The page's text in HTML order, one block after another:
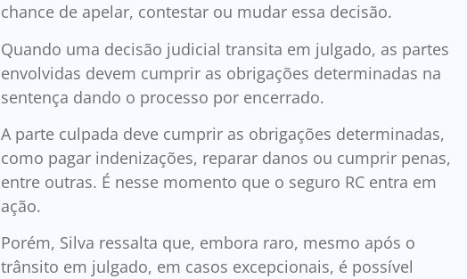
chance de apelar, contestar ou mudar essa decisão.
Quando uma decisão judicial transita em julgado, as partes
envolvidas devem cumprir as obrigações determinadas na
sentença dando o processo por encerrado.
A parte culpada deve cumprir as obrigações determinadas,
como pagar indenizações, reparar danos ou cumprir penas,
entre outras. É nesse momento que o seguro RC entra em
ação.
Porém, Silva ressalta que, embora raro, mesmo após o
trânsito em julgado, em casos excepcionais, é possível